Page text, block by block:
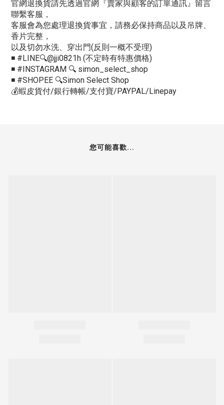
官網退換貨請先透過官網『賣家與顧客的訂單通訊』留言
聯繫客服，
客服會為您處理退換貨事宜，請務必保持商品以及吊牌、
香片完整，
以及切勿水洗、穿出門(反則一概不受理)
◾️ #LINE🔍@jji0821h (不定時有特惠價格)
◾️ #INSTAGRAM 🔍 simon_select_shop
◾️ #SHOPEE 🔍Simon Select Shop
💰蝦皮貨付/銀行轉帳/支付寶/PAYPAL/Linepay
您可能喜歡...